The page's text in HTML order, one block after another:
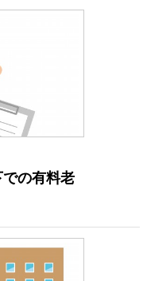
の有料老